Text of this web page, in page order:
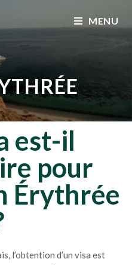
MENU
est-il
pour
Érythrée
l’obtention d’un visa est